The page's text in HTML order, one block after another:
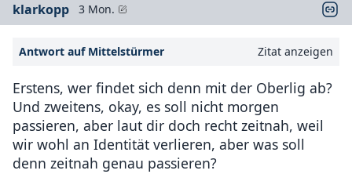
klarkopp 3 Mon.
Antwort auf Mittelstürmer Zitat anzeigen
Erstens, wer findet sich denn mit der Oberlig ab?
Und zweitens, okay, es soll nicht morgen
passieren, aber laut dir doch recht zeitnah, weil
wir wohl an Identität verlieren, aber was soll
denn zeitnah genau passieren?